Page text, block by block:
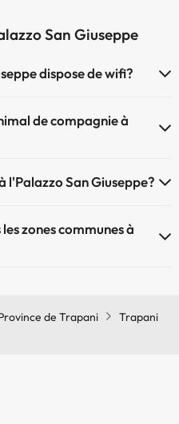
San Giuseppe
dispose de wifi?
de compagnie à
l'Palazzo San Giuseppe?
zones communes à
de Trapani
Trapani